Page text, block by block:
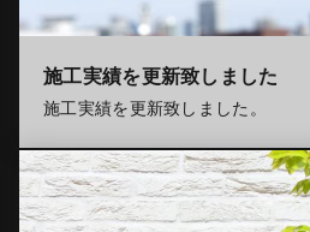
施工実績を更新致しました
施工実績を更新致しました。